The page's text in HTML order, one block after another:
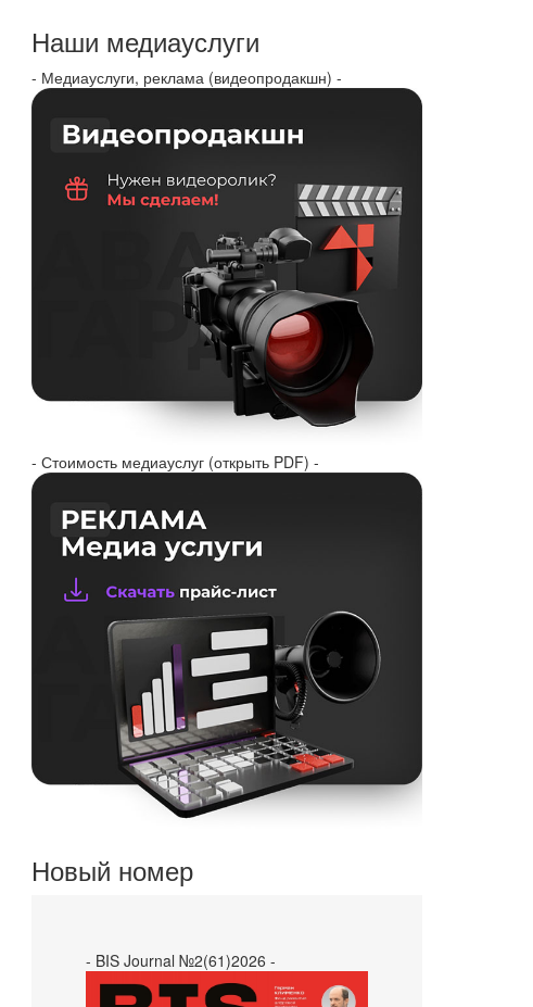
Наши медиауслуги
- Медиауслуги, реклама (видеопродакшн) -
- Стоимость медиауслуг (открыть PDF) -
Новый номер
- BIS Journal №2(61)2026 -